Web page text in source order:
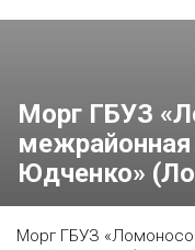
Морг ГБУЗ
Юдченко»
Морг ГБУЗ